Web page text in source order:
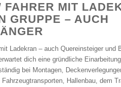
FAHRER MIT
GRUPPE – AUCH
Ladekran – auch Quereinsteiger und
dich eine gründliche
bei Montagen,
Hallenbau, dem